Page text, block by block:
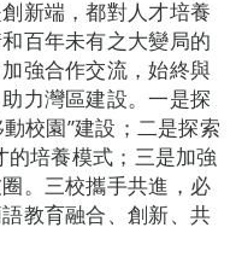
新端，都對人才培養
百年未有之大變局的
強合作交流，始終與
力灣區建設。一是探
校園”建設；二是探索
的培養模式；三是加強
。三校攜手共進，必
教育融合、創新、共